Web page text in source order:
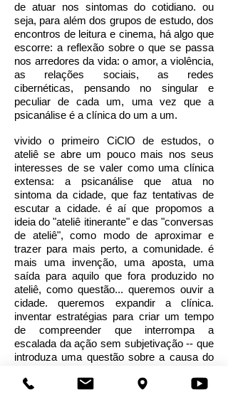
de atuar nos sintomas do cotidiano. ou
seja, para além dos grupos de estudo, dos
encontros de leitura e cinema, há algo que
escorre: a reflexão sobre o que se passa
nos arredores da vida: o amor, a violência,
as relações sociais, as redes
cibernéticas, pensando no singular e
peculiar de cada um, uma vez que a
psicanálise é a clínica do um a um.
vivido o primeiro CiClO de estudos, o
ateliê se abre um pouco mais nos seus
interesses de se valer como uma clínica
extensa: a psicanálise que atua no
sintoma da cidade, que faz tentativas de
escutar a cidade. é aí que propomos a
ideia do "ateliê itinerante" e das "conversas
de ateliê", como modo de aproximar e
trazer para mais perto, a comunidade. é
mais uma invenção, uma aposta, uma
saída para aquilo que fora produzido no
ateliê, como questão... queremos ouvir a
cidade. queremos expandir a clínica.
inventar estratégias para criar um tempo
de compreender que interrompa a
escalada da ação sem subjetivação -- que
introduza uma questão sobre a causa do
que vive de maneira automática, fazer o